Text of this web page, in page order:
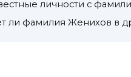
личности с
ли фамилия Женихов в